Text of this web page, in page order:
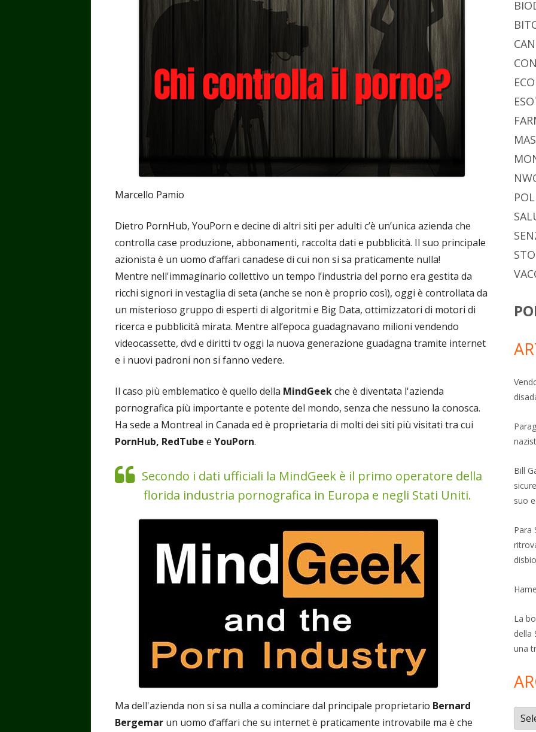
di
Marcello Pamio
Dietro PornHub, YouPorn e decine di altri siti per adulti c’è un’unica azienda che
controlla case produzione, abbonamenti, raccolta dati e pubblicità. Il suo principale
azionista è un uomo d’affari canadese di cui non si sa praticamente nulla!
Mentre nell'immaginario collettivo un tempo l’industria del porno era gestita da
ricchi signori in vestaglia di seta (anche se non è proprio così), oggi è controllata da
un misterioso gruppo di esperti di algoritmi e Big Data, ottimizzatori di motori di
ricerca e pubblicità mirata. Mentre all’epoca guadagnavano milioni vendendo
videocassette, dvd e diritti tv oggi la nuova generazione guadagna tramite internet
e i nuovi padroni non si fanno vedere.
Il caso più emblematico è quello della MindGeekche è diventata l'azienda
pornografica più importante e potente del mondo, senza che nessuno la conosca.
Ha sede a Montreal in Canada ed è proprietaria di molti dei siti più visitati tra cui
PornHub, RedTube e YouPorn.
Secondo i dati ufficiali la MindGeek è il primo operatore della
florida industria pornografica in Europa e negli Stati Uniti.
Ma dell'azienda non si sa nulla a cominciare dal principale proprietario Bernard
Bergemar un uomo d’affari che su internet è praticamente introvabile ma è che
Bill
suo
Para
La
della
una